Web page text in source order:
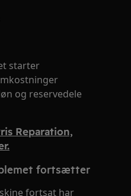
starter
og reservedele
Reparation,
fortsætter
fortsat har